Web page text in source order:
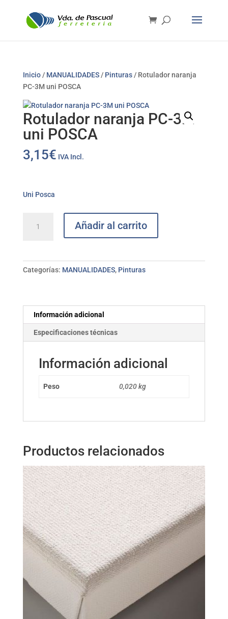
Inicio/ MANUALIDADES/ Pinturas/ Rotulador naranja
PC-3M uni POSCA
Rotulador naranja PC-3M
uni POSCA
3,15€ IVA Incl.
Uni Posca
naranja
POSCA
Añadir al carrito
Categorías: MANUALIDADES, Pinturas
Información adicional
Especificaciones técnicas
Información adicional
Peso 0,020 kg
Productos relacionados